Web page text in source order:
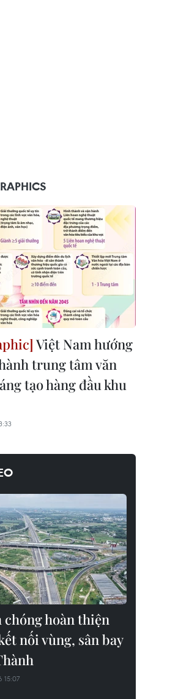
Việt Nam hướng
trung tâm văn
tạo hàng đầu khu
chóng hoàn thiện
nối vùng, sân bay